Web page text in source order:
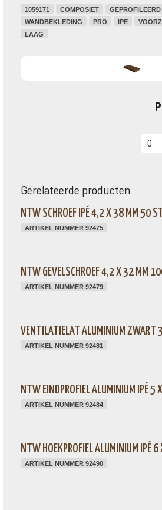
1059171 COMPOSIET GEPROFILEERD
WANDBEKLEDING
PRO IPE
LAAG
Gerelateerde producten
NTW SCHROEF IPÉ 4,2 X 38 MM 50
ARTIKEL NUMMER 92475
NTW GEVELSCHROEF 4,2 X 32 MM
ARTIKEL NUMMER 92479
VENTILATIELAT ALUMINIUM ZWART
ARTIKEL NUMMER 92481
NTW EINDPROFIEL ALUMINIUM IPÉ 5
ARTIKEL NUMMER 92484
NTW HOEKPROFIEL ALUMINIUM IPÉ
ARTIKEL NUMMER 92490